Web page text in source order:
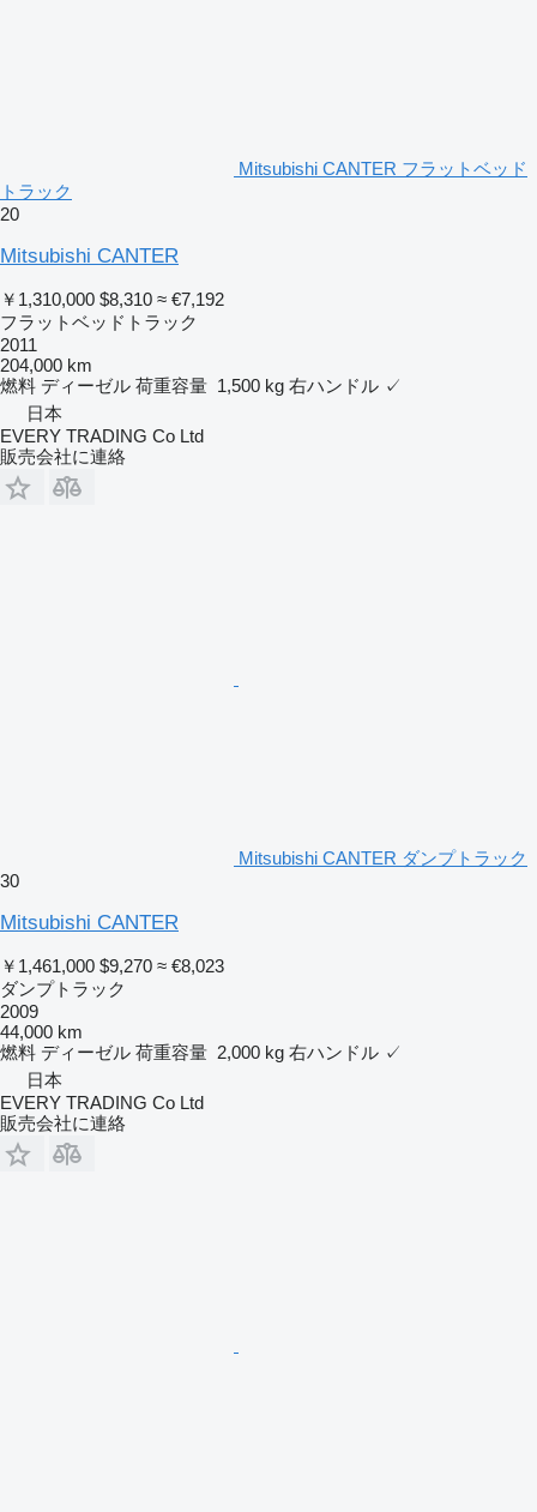
Mitsubishi CANTER フラットベッド
トラック
20
Mitsubishi CANTER
￥1,310,000 $8,310 ≈ €7,192
フラットベッドトラック
2011
204,000 km
燃料 ディーゼル 荷重容量 1,500 kg 右ハンドル ✓
日本
EVERY TRADING Co Ltd
販売会社に連絡
Mitsubishi CANTER ダンプトラック
30
Mitsubishi CANTER
￥1,461,000 $9,270 ≈ €8,023
ダンプトラック
2009
44,000 km
燃料 ディーゼル 荷重容量 2,000 kg 右ハンドル ✓
日本
EVERY TRADING Co Ltd
販売会社に連絡